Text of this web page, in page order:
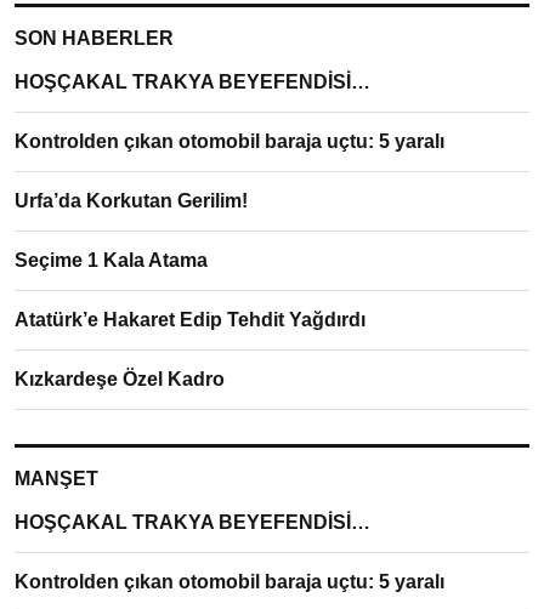
SON HABERLER
HOŞÇAKAL TRAKYA BEYEFENDİSİ…
Kontrolden çıkan otomobil baraja uçtu: 5 yaralı
Urfa’da Korkutan Gerilim!
Seçime 1 Kala Atama
Atatürk’e Hakaret Edip Tehdit Yağdırdı
Kızkardeşe Özel Kadro
MANŞET
HOŞÇAKAL TRAKYA BEYEFENDİSİ…
Kontrolden çıkan otomobil baraja uçtu: 5 yaralı